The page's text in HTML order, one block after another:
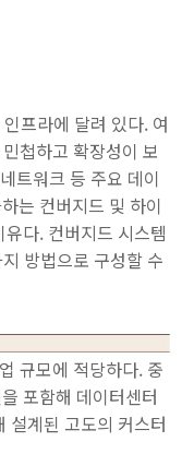
프라에 달려 있다. 여
첩하고 확장성이 보
트워크 등 주요 데이
는 컨버지드 및 하이
다. 컨버지드 시스템
방법으로 구성할 수
규모에 적당하다. 중
포함해 데이터센터
설계된 고도의 커스터